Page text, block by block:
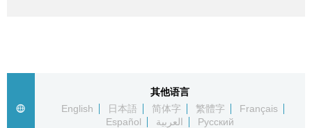
其他语言
English
日本語 简体字 繁體字
Français
Español
العربية Русский